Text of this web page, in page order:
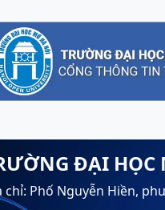
ĐẠI HỌC
chỉ: Phố Nguyễn Hiền,